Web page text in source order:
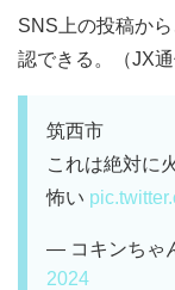
SNS上の投稿か
認できる。（JX
筑西市
これは絶対に
怖い
— コキンちゃ
2024